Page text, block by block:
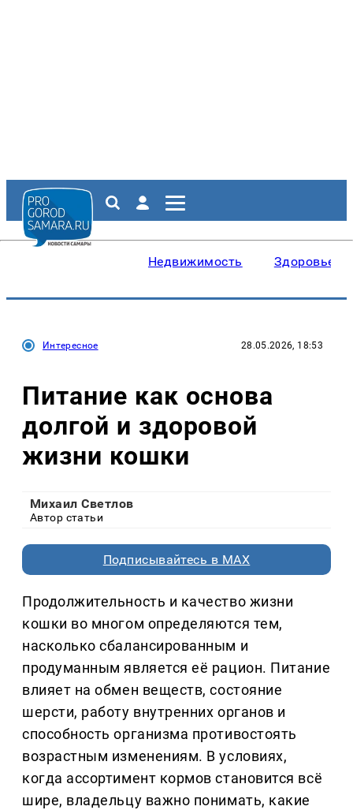
Недвижимость Здоровье
Интересное 28.05.2026, 18:53
Питание как основа
долгой и здоровой
жизни кошки
Михаил Светлов
Автор статьи
Подписывайтесь в MAX
Продолжительность и качество жизни
кошки во многом определяются тем,
насколько сбалансированным и
продуманным является её рацион. Питание
влияет на обмен веществ, состояние
шерсти, работу внутренних органов и
способность организма противостоять
возрастным изменениям. В условиях,
когда ассортимент кормов становится всё
шире, владельцу важно понимать, какие